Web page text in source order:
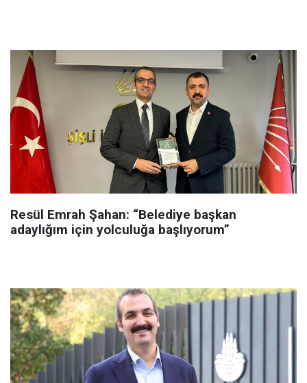
Resül Emrah Şahan: “Belediye başkan
adaylığım için yolculuğa başlıyorum”